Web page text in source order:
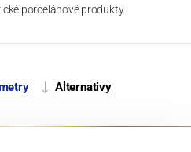
porcelánové produkty.
Alternativy